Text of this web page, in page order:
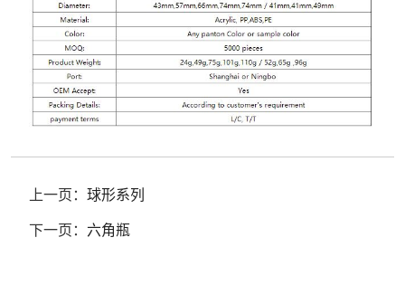
上一页： 球形系列
下一页： 六角瓶